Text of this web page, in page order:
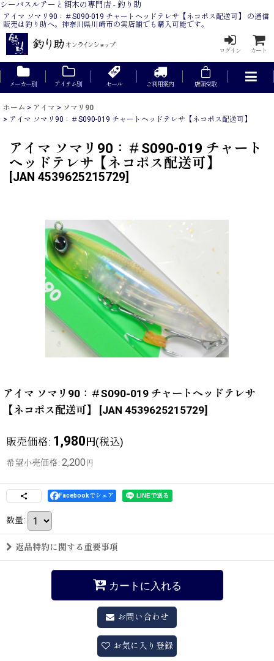
シーバスルアーと餌木の専門店 - 釣り助
アイマ ソマリ90：＃S090-019 チャートヘッドテレサ【ネコポス配送可】 の通信
販売は釣り助へ。神奈川県川崎市の実店舗でも購入可能です。
ログイン カート
メーカー別 アイテム別 セール ご利用案内 店頭受取
ホーム > アイマ > ソマリ90
> アイマ ソマリ90：＃S090-019 チャートヘッドテレサ【ネコポス配送可】
アイマ ソマリ90：＃S090-019 チャート
ヘッドテレサ【ネコポス配送可】
JAN 4539625215729
アイマ ソマリ90：＃S090-019 チャートヘッドテレサ
【ネコポス配送可】
[JAN 4539625215729]
販売価格: 1,980円(税込)
希望小売価格: 2,200 円
Facebookでシェア
数量:
返品特約に関する重要事項
カートに入れる
お問い合わせ
お気に入り登録